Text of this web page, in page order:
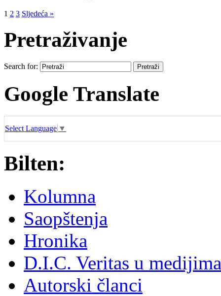
1 2 3 Sljedeća »
Pretraživanje
Search for:
Google Translate
Select Language ▼
Bilten:
Kolumna
Saopštenja
Hronika
D.I.C. Veritas u medijima
Autorski članci